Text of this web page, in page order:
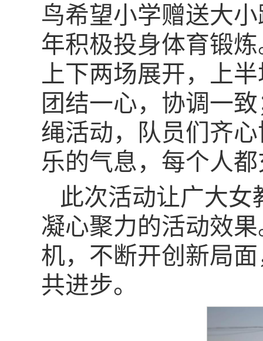
鸟希望小学赠送大
年积极投身体育锻
上下两场展开，上
团结一心，协调一
绳活动，队员们齐
乐的气息，每个人
此次活动让广大女
凝心聚力的活动效
机，不断开创新局
共进步。